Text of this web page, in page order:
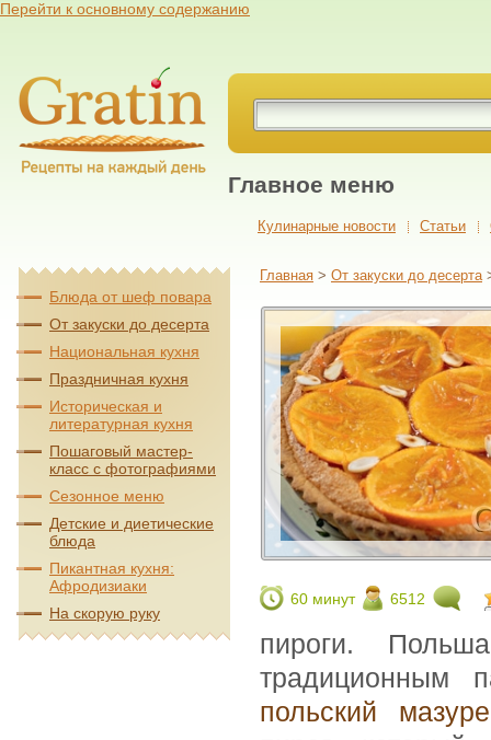
Перейти к основному содержанию
Главное меню
Кулинарные новости Cтатьи
Главная > От закуски до десерта
60 минут 6512
пироги.
традиционным
польский
Блюда от шеф повара
От закуски до десерта
Национальная кухня
Праздничная кухня
Историческая и
литературная кухня
Пошаговый мастер-
класс с фотографиями
Сезонное меню
Детские и диетические
блюда
Пикантная кухня:
Афродизиаки
На скорую руку